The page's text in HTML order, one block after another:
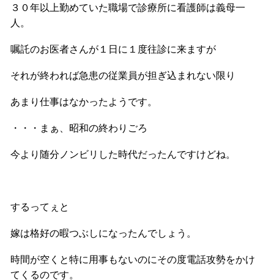
３０年以上勤めていた職場で診療所に看護師は義母一
人。
嘱託のお医者さんが１日に１度往診に来ますが
それが終われば急患の従業員が担ぎ込まれない限り
あまり仕事はなかったようです。
・・・まぁ、昭和の終わりごろ
今より随分ノンビリした時代だったんですけどね。
するってぇと
嫁は格好の暇つぶしになったんでしょう。
時間が空くと特に用事もないのにその度電話攻勢をかけ
てくるのです。